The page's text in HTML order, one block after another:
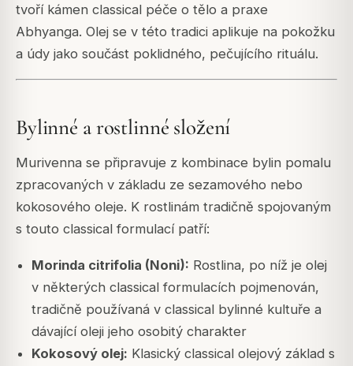
tvoří kámen classical péče o tělo a praxe
Abhyanga. Olej se v této tradici aplikuje na pokožku
a údy jako součást poklidného, pečujícího rituálu.
Bylinné a rostlinné složení
Murivenna se připravuje z kombinace bylin pomalu
zpracovaných v základu ze sezamového nebo
kokosového oleje. K rostlinám tradičně spojovaným
s touto classical formulací patří:
Morinda citrifolia (Noni): Rostlina, po níž je olej
v některých classical formulacích pojmenován,
tradičně používaná v classical bylinné kultuře a
dávající oleji jeho osobitý charakter
Kokosový olej: Klasický classical olejový základ s